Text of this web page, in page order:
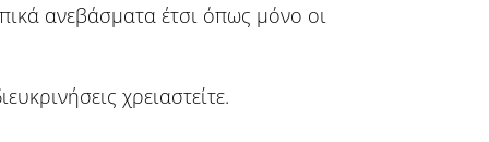
ανεβάσματα έτσι όπως μόνο οι
χρειαστείτε.